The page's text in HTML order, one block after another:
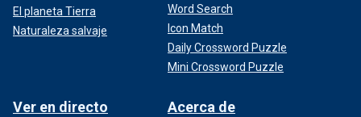
El planeta Tierra
Naturaleza salvaje
Word Search
Icon Match
Daily Crossword Puzzle
Mini Crossword Puzzle
Ver en directo Acerca de